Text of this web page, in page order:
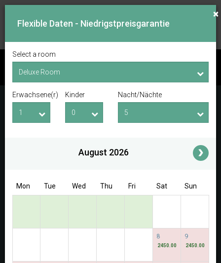
VERFÜGBARKEIT PRÜFEN
Check-in-Datum Check-out-Datum
Access/Discount Code
×
Flexible Daten - Niedrigstpreisgarantie
Select a room
Erwachsene(r) Kinder Nacht/Nächte
August 2026
Mon Tue Wed Thu Fri Sat Sun
8
2450.00
9
2450.00